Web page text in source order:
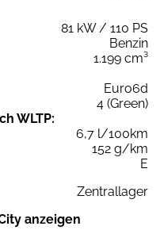
81 kW / 110 PS
Benzin
1.199 cm³
Euro6d
4 (Green)
WLTP:
6,7 l/100km
152 g/km
E
Zentrallager
anzeigen